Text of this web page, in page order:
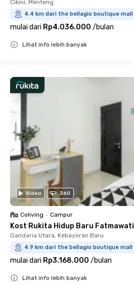
Cikini, Menteng
4.4 km dari the bellagio boutique mall
mulai dari Rp4.036.000 /bulan
Lihat info lebih banyak
Video 360
Coliving • Campur
Kost Rukita Hidup Baru Fatmawati
Gandaria Utara, Kebayoran Baru
4.9 km dari the bellagio boutique mall
mulai dari Rp3.168.000 /bulan
Lihat info lebih banyak